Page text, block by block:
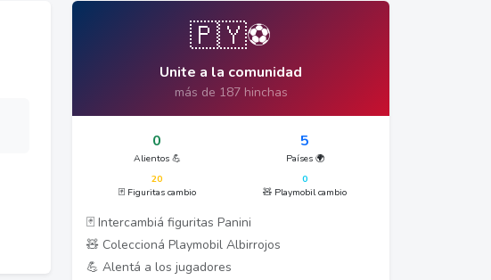
🇵🇾⚽
Unite a la comunidad
más de 187 hinchas
0
Alientos 💪
5
Países 🌍
20
🃏 Figuritas cambio
0
🧸 Playmobil cambio
🃏 Intercambiá figuritas Panini
🧸 Coleccioná Playmobil Albirrojos
💪 Alentá a los jugadores